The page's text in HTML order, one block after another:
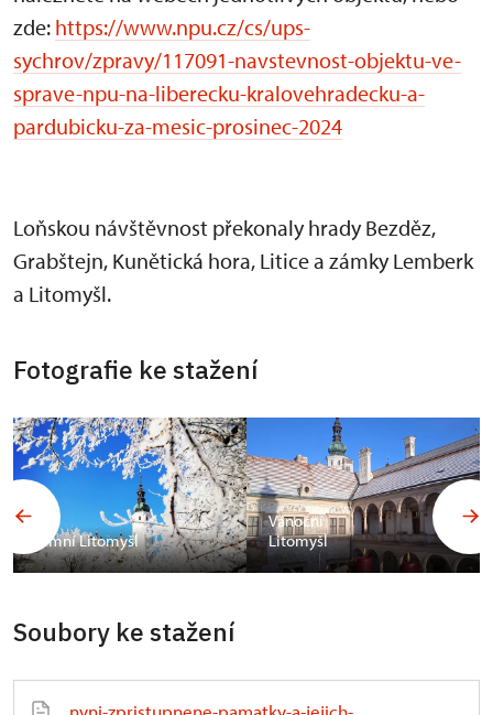
zde: https://www.npu.cz/cs/ups-
sychrov/zpravy/117091-navstevnost-objektu-ve-
sprave-npu-na-liberecku-kralovehradecku-a-
pardubicku-za-mesic-prosinec-2024
Loňskou návštěvnost překonaly hrady Bezděz,
Grabštejn, Kunětická hora, Litice a zámky Lemberk
a Litomyšl.
Fotografie ke stažení
Zimní Litomyšl
Vánoční
Litomyšl
Soubory ke stažení